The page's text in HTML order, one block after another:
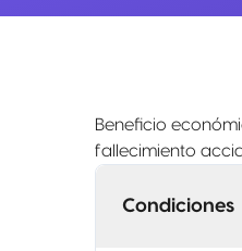
Beneficio
fallecimiento
Condiciones